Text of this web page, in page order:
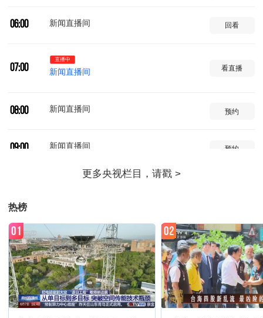
06:00 新闻直播间 回看
07:00
直播中
新闻直播间 看直播
08:00 新闻直播间 预约
09:00 新闻直播间 预约
11:00 预约
11:32 天气预报 预约
11:39 焦点访谈 预约
热榜
01 02